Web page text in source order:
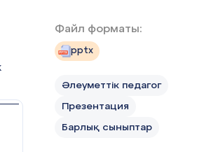
Файл форматы:
pptx
Əлеуметтік педагог
Презентация
Барлық сыныптар